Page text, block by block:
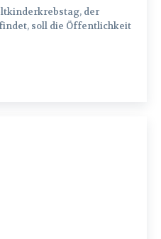
soll die Öffentlichkeit